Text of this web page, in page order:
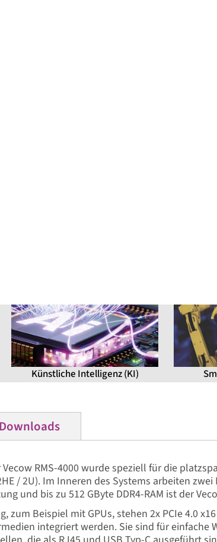
Künstliche Intelligenz (KI)
Vecow RMS-4000 wurde speziell für die
/ 2U). Im Inneren des Systems arbeiten
und bis zu 512 GByte DDR4-RAM ist der
zum Beispiel mit GPUs, stehen 2x PCIe 4.0
integriert werden. Sie sind für
Downloads